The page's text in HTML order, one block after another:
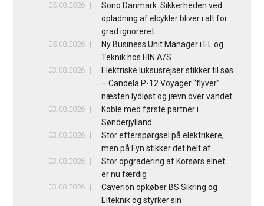
05.08.2026
Sono Danmark: Sikkerheden ved
opladning af elcykler bliver i alt for
grad ignoreret
05.08.2026
Ny Business Unit Manager i EL og
Teknik hos HIN A/S
03.08.2026
Elektriske luksusrejser stikker til søs
– Candela P-12 Voyager “flyver”
næsten lydløst og jævn over vandet
03.08.2026
Koble med første partner i
Sønderjylland
03.08.2026
Stor efterspørgsel på elektrikere,
men på Fyn stikker det helt af
03.08.2026
Stor opgradering af Korsørs elnet
er nu færdig
03.08.2026
Caverion opkøber BS Sikring og
Elteknik og styrker sin